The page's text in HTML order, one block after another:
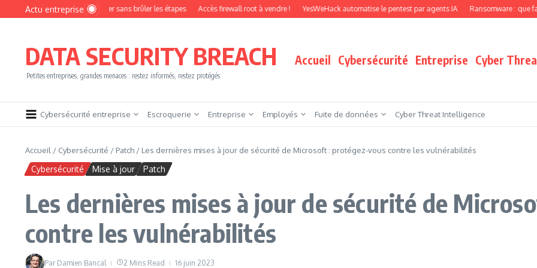
Aller au contenu
Actu entreprise
devenir pentester sans brûler les étapes Accès firewall root à vendre ! YesWeHack automatise le pentest par agents IA Ransomware : que faire
DATA SECURITY BREACH
Petites entreprises, grandes menaces : restez informés, restez protégés
Accueil Cybersécurité Entreprise Cyber
Cybersécurité entreprise Escroquerie Entreprise Employés Fuite de données Cyber Threat Intelligence
Accueil / Cybersécurité / Patch / Les dernières mises à jour de sécurité de Microsoft : protégez-vous contre les vulnérabilités
Cybersécurité Mise à jour Patch
Les dernières mises à jour de sécurité de
contre les vulnérabilités
Par Damien Bancal 2 Mins Read 16 juin 2023